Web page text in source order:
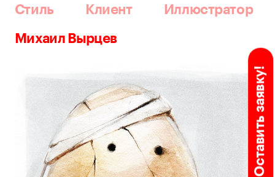
Стиль Клиент Иллюстратор
Оставить заявку!
Михаил Вырцев